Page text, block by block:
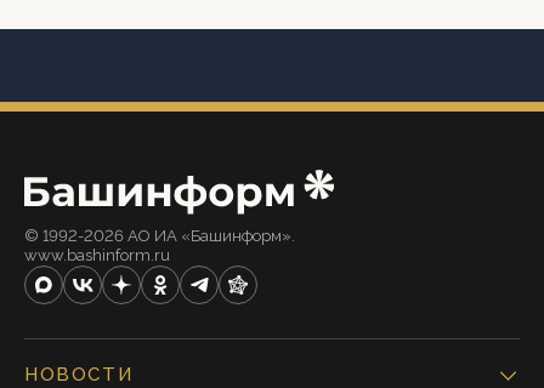
© 1992-2026 АО ИА «Башинформ».
www.bashinform.ru
НОВОСТИ